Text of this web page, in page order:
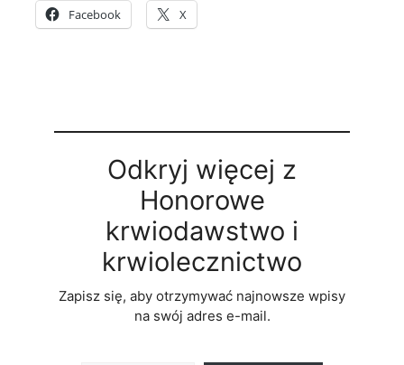
Facebook X
Odkryj więcej z
Honorowe
krwiodawstwo i
krwiolecznictwo
Zapisz się, aby otrzymywać najnowsze wpisy
na swój adres e-mail.